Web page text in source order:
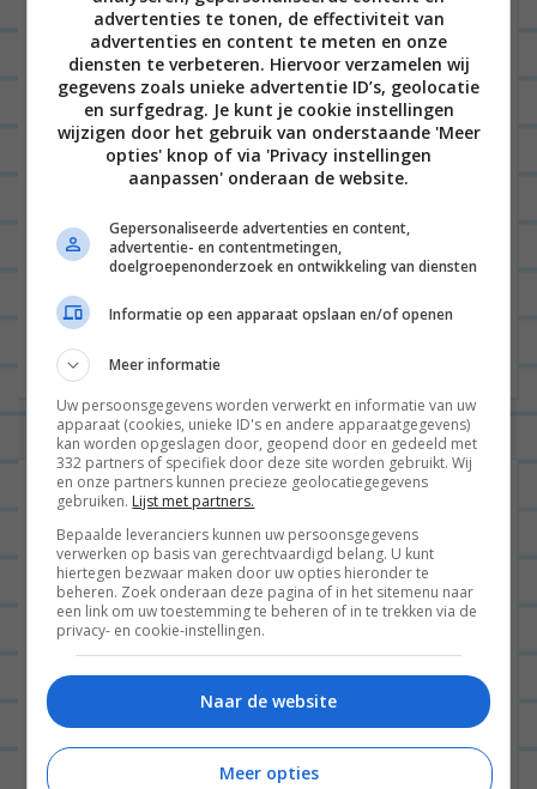
*
E-mail*
Site
advertenties te tonen, de effectiviteit van
advertenties en content te meten en onze
diensten te verbeteren. Hiervoor verzamelen wij
gegevens zoals unieke advertentie ID’s, geolocatie
en surfgedrag. Je kunt je cookie instellingen
wijzigen door het gebruik van onderstaande 'Meer
opties' knop of via 'Privacy instellingen
aanpassen' onderaan de website.
Gepersonaliseerde advertenties en content,
advertentie- en contentmetingen,
doelgroepenonderzoek en ontwikkeling van diensten
Informatie op een apparaat opslaan en/of openen
Meer informatie
Uw persoonsgegevens worden verwerkt en informatie van uw
apparaat (cookies, unieke ID's en andere apparaatgegevens)
kan worden opgeslagen door, geopend door en gedeeld met
332 partners of specifiek door deze site worden gebruikt. Wij
en onze partners kunnen precieze geolocatiegegevens
gebruiken. Lijst met partners.
Bepaalde leveranciers kunnen uw persoonsgegevens
verwerken op basis van gerechtvaardigd belang. U kunt
hiertegen bezwaar maken door uw opties hieronder te
beheren. Zoek onderaan deze pagina of in het sitemenu naar
een link om uw toestemming te beheren of in te trekken via de
privacy- en cookie-instellingen.
Naar de website
Meer opties